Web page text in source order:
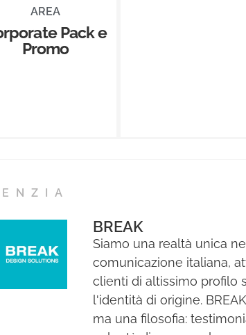
AREA
Pack e
Promo
BREAK
Siamo una realtà unica
comunicazione italiana,
clienti di altissimo profilo
l'identità di origine.
ma una filosofia: